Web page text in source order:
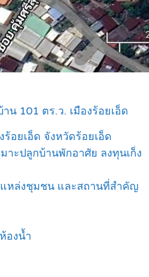
น 101 ตร.ว. เมืองร้อยเอ็ด
ร้อยเอ็ด จังหวัดร้อยเอ็ด
าะปลูกบ้านพักอาศัย ลงทุนเก็ง
แหล่งชุมชน และสถานที่สำคัญ
องน้ำ